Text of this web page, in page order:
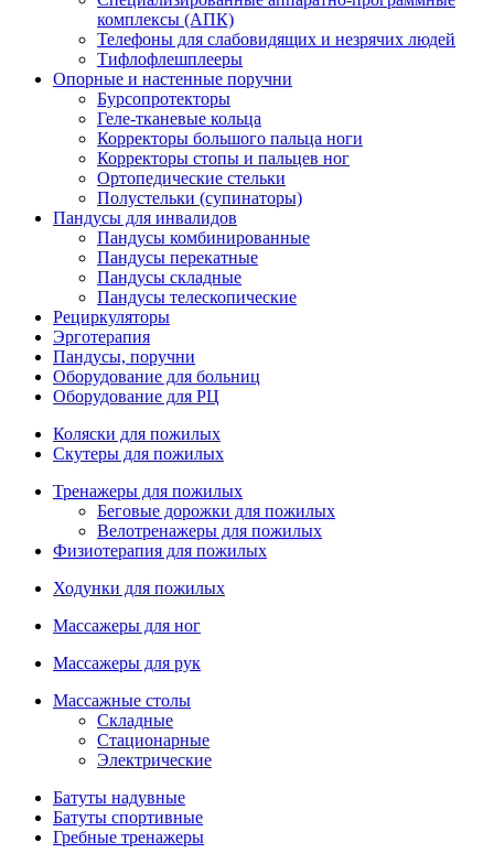
комплексы (АПК)
Телефоны для слабовидящих и незрячих людей
Тифлофлешплееры
Опорные и настенные поручни
Бурсопротекторы
Геле-тканевые кольца
Корректоры большого пальца ноги
Корректоры стопы и пальцев ног
Ортопедические стельки
Полустельки (супинаторы)
Пандусы для инвалидов
Пандусы комбинированные
Пандусы перекатные
Пандусы складные
Пандусы телескопические
Рециркуляторы
Эрготерапия
Пандусы, поручни
Оборудование для больниц
Оборудование для РЦ
Коляски для пожилых
Скутеры для пожилых
Тренажеры для пожилых
Беговые дорожки для пожилых
Велотренажеры для пожилых
Физиотерапия для пожилых
Ходунки для пожилых
Массажеры для ног
Массажеры для рук
Массажные столы
Складные
Стационарные
Электрические
Батуты надувные
Батуты спортивные
Гребные тренажеры